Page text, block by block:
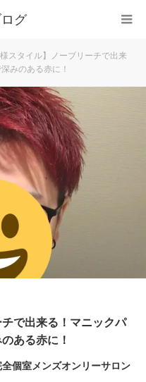
様スタイル】ノーブリーチで出来
みのある赤に！
チで出来る！マニックパ
ある赤に！
個室メンズオンリーサロン